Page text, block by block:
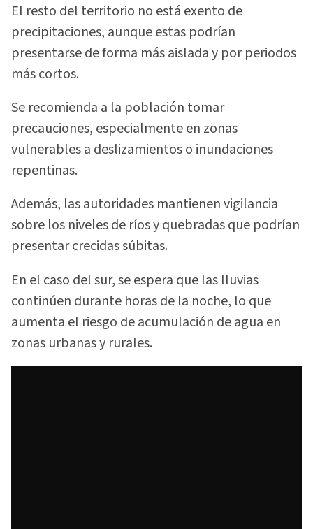
El resto del territorio no está exento de
precipitaciones, aunque estas podrían
presentarse de forma más aislada y por periodos
más cortos.
Se recomienda a la población tomar
precauciones, especialmente en zonas
vulnerables a deslizamientos o inundaciones
repentinas.
Además, las autoridades mantienen vigilancia
sobre los niveles de ríos y quebradas que podrían
presentar crecidas súbitas.
En el caso del sur, se espera que las lluvias
continúen durante horas de la noche, lo que
aumenta el riesgo de acumulación de agua en
zonas urbanas y rurales.